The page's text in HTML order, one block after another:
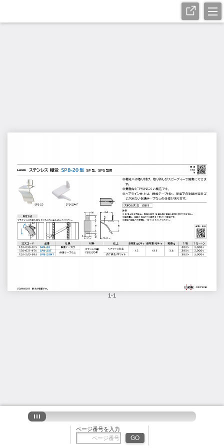
1-1
ページ番号を入力
GO